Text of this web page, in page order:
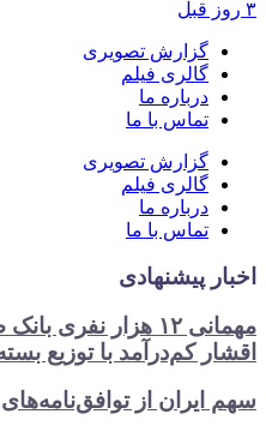
تصویری
فیلم
ما
با ما
تصویری
فیلم
ما
با ما
پیشنهادی
مهمانی ۱۲ هزار نفری بانک
کم‌درآمد با توزیع بسته‌های
از توافق‌نامه‌های تجارت آزاد ۵